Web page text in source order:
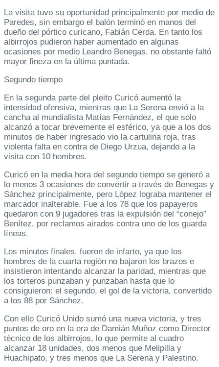
La visita tuvo su oportunidad principalmente por medio de
Paredes, sin embargo el balón terminó en manos del
dueño del pórtico curicano, Fabián Cerda. En tanto los
albirrojos pudieron haber aumentado en algunas
ocasiones por medio Leandro Benegas, no obstante faltó
mayor fineza en la última puntada.
Segundo tiempo
En la segunda parte del pleito Curicó aumentó la
intensidad ofensiva, mientras que La Serena envió a la
cancha al mundialista Matías Fernández, el que solo
alcanzó a tocar brevemente el esférico, ya que a los dos
minutos de haber ingresado vio la cartulina roja, tras
violenta falta en contra de Diego Urzua, dejando a la
visita con 10 hombres.
Curicó en la media hora del segundo tiempo se generó a
lo menos 3 ocasiones de convertir a través de Benegas y
Sánchez principalmente, pero López lograba mantener el
marcador inalterable. Fue a los 78 que los papayeros
quedaron con 9 jugadores tras la expulsión del “conejo”
Benítez, por reclamos airados contra uno de los guarda
líneas.
Los minutos finales, fueron de infarto, ya que los
hombres de la cuarta región no bajaron los brazos e
insistieron intentando alcanzar la paridad, mientras que
los torteros punzaban y punzaban hasta que lo
consiguieron: el segundo, el gol de la victoria, convertido
a los 88 por Sánchez.
Con ello Curicó Unido sumó una nueva victoria, y tres
puntos de oro en la era de Damián Muñoz como Director
técnico de los albirrojos, lo que permite al cuadro
alcanzar 18 unidades, dos menos que Melipilla y
Huachipato, y tres menos que La Serena y Palestino.